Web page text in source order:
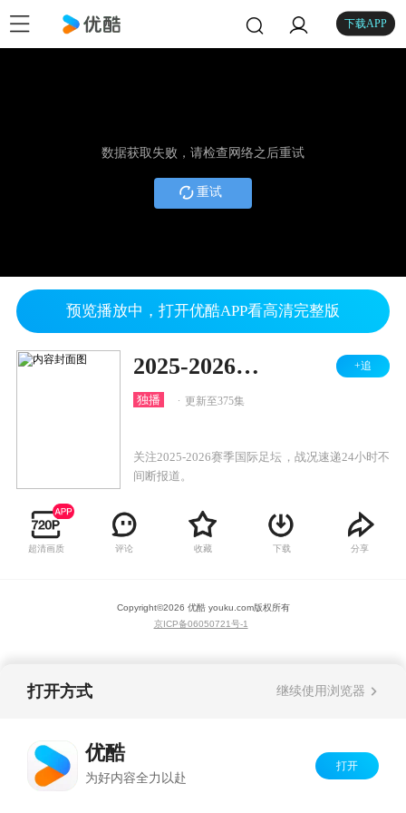
下载APP
数据获取失败，请检查网络之后重试
重试
预览播放中，打开优酷APP看高清完整版
2025-2026赛季国际足坛速递 +追
独播 更新至375集
关注2025-2026赛季国际足坛，战况速递24小时不
间断报道。
超清画质 评论 收藏 下载 分享
Copyright©2026 优酷 youku.com版权所有
京ICP备06050721号-1
打开方式 继续使用浏览器
优酷
为好内容全力以赴
打开